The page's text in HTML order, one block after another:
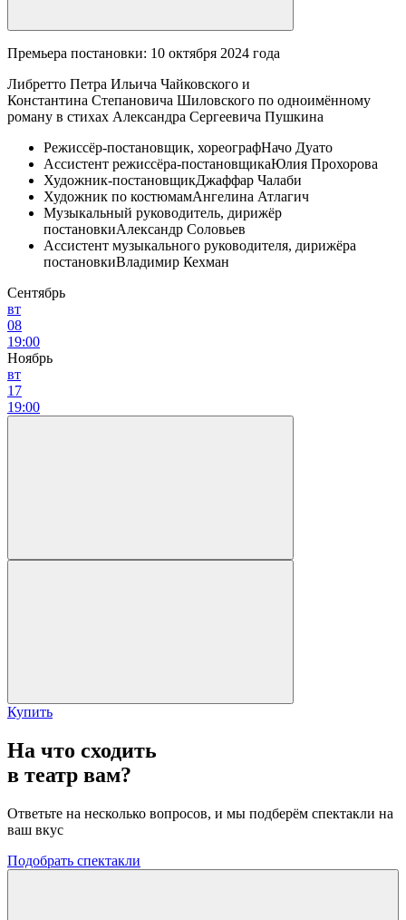
Премьера постановки: 10 октября 2024 года
Либретто Петра Ильича Чайковского и
Константина Степановича Шиловского по одноимённому
роману в стихах Александра Сергеевича Пушкина
Режиссёр-постановщик, хореографНачо Дуато
Ассистент режиссёра-постановщикаЮлия Прохорова
Художник-постановщикДжаффар Чалаби
Художник по костюмамАнгелина Атлагич
Музыкальный руководитель, дирижёр
постановкиАлександр Соловьев
Ассистент музыкального руководителя, дирижёра
постановкиВладимир Кехман
Сентябрь
вт
08
19:00
Ноябрь
вт
17
19:00
Купить
На что сходить
в театр вам?
Ответьте на несколько вопросов, и мы подберём спектакли на
ваш вкус
Подобрать спектакли